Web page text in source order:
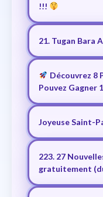
!!!
21. Tugan Bara
Découvrez 8
Pouvez Gagner
Joyeuse Saint-
223. 27
gratuitement